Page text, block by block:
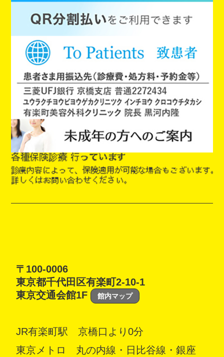
〒100-0006
東京都千代田区有楽町2-10-1
東京交通会館1F
館内マップ
JR有楽町駅 京橋口より0分
東京メトロ 丸の内線・日比谷線・銀座